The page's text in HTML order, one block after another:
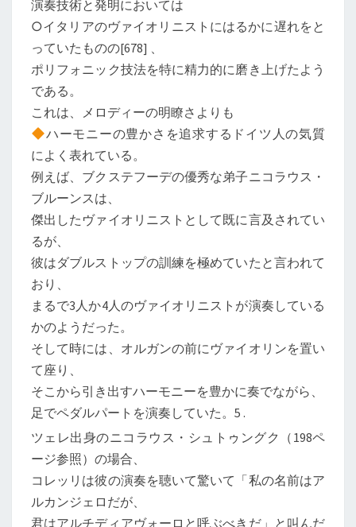
演奏技術と発明においては
○イタリアのヴァイオリニストにはるかに遅れをと
っていたものの[678] 、
ポリフォニック技法を特に精力的に磨き上げたよう
である。
これは、メロディーの明瞭さよりも
ハーモニーの豊かさを追求するドイツ人の気質
によく表れている。
例えば、ブクステフーデの優秀な弟子ニコラウス・
ブルーンスは、
傑出したヴァイオリニストとして既に言及されてい
るが、
彼はダブルストップの訓練を極めていたと言われて
おり、
まるで3人か4人のヴァイオリニストが演奏している
かのようだった。
そして時には、オルガンの前にヴァイオリンを置い
て座り、
そこから引き出すハーモニーを豊かに奏でながら、
足でペダルパートを演奏していた。5 .
ツェレ出身のニコラウス・シュトゥングク（198ペ
ージ参照）の場合、
コレッリは彼の演奏を聴いて驚いて「私の名前はア
ルカンジェロだが、
君はアルチディアヴォーロと呼ぶべきだ」と叫んだ